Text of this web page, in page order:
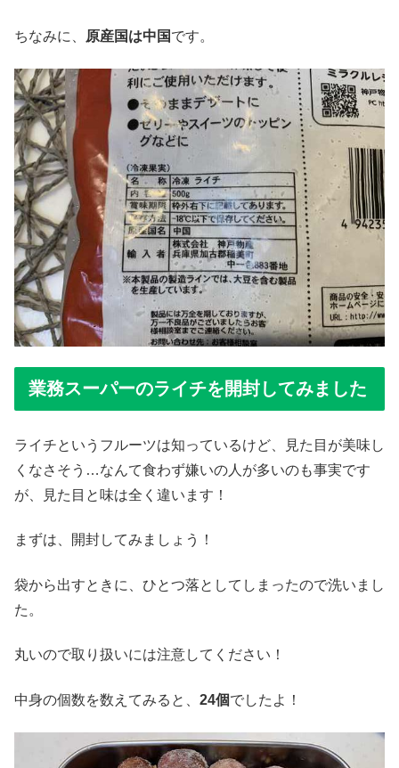
ちなみに、 原産国は中国です。
業務スーパーのライチを開封してみました
ライチというフルーツは知っているけど、見た目が美味し
くなさそう…なんて食わず嫌いの人が多いのも事実です
が、見た目と味は全く違います！
まずは、開封してみましょう！
袋から出すときに、ひとつ落としてしまったので洗いまし
た。
丸いので取り扱いには注意してください！
中身の個数を数えてみると、 24個でしたよ！